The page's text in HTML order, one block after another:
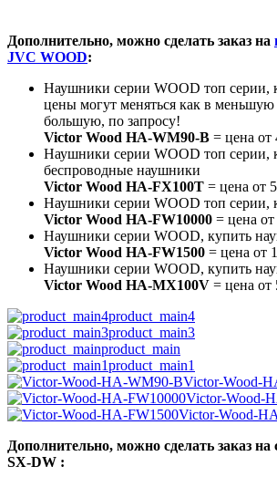
Дополнительно, можно сделать заказ на
JVC WOOD:
Наушники серии WOOD топ серии,
цены могут меняться как в меньшую
большую, по запросу!
Victor Wood HA-WM90-B = цена от
Наушники серии WOOD топ серии,
беспроводные наушники
Victor Wood HA-FX100T = цена от
Наушники серии WOOD топ серии,
Victor Wood HA-FW10000 = цена
Наушники серии WOOD, купить
Victor Wood HA-FW1500 = цена от
Наушники серии WOOD, купить
Victor Wood HA-MX100V = цена от
product_main4
product_main3
product_main
product_main1
Victor-Wood-
Victor-Wood-
Victor-Wood-
Дополнительно, можно сделать заказ
SX-DW :